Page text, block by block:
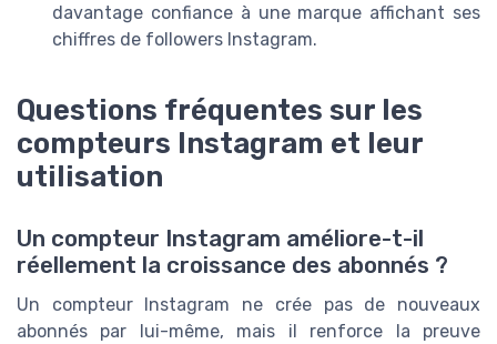
davantage confiance à une marque affichant ses
chiffres de followers Instagram.
Questions fréquentes sur les
compteurs Instagram et leur
utilisation
Un compteur Instagram améliore-t-il
réellement la croissance des abonnés ?
Un compteur Instagram ne crée pas de nouveaux
abonnés par lui-même, mais il renforce la preuve